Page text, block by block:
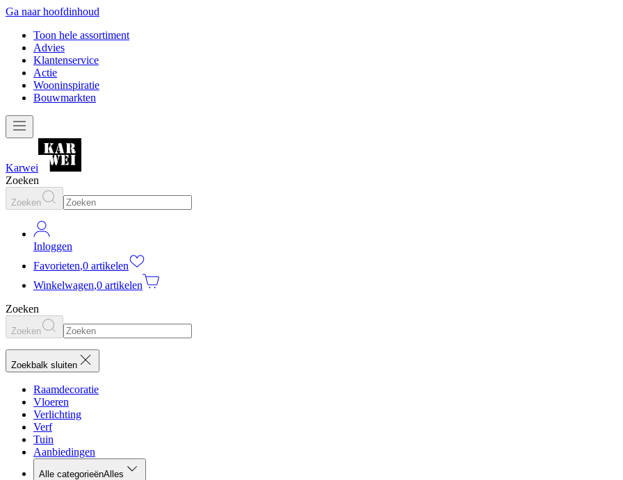
Ga naar hoofdinhoud
Toon hele assortiment
Advies
Klantenservice
Actie
Wooninspiratie
Bouwmarkten
Karwei
Zoeken
Zoeken
Inloggen
Favorieten,0 artikelen
Winkelwagen,0 artikelen
Zoeken
Zoeken
Zoekbalk sluiten
Raamdecoratie
Vloeren
Verlichting
Verf
Tuin
Aanbiedingen
Alle categorieënAlles